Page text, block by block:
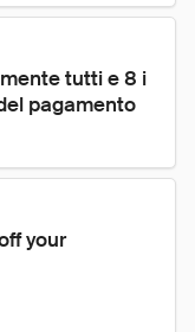
tutti e 8 i
pagamento
your